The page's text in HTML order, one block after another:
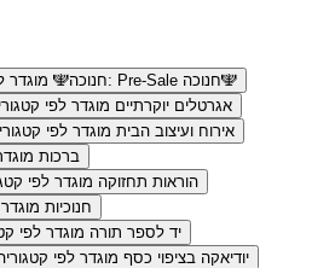
Pre-Sale חנוכה🕎
מוגדר לפי קטגוריה: Pre-Sale חנוכה🕎
אגרטלים יוקרתיים מוגדר לפי
אירוח ועיצוב הבית מוגדר לפי
ברכות
הוראות תחזוקה מוגדר לפי
חנוכיות
יד לספר תורה מוגדר לפי
יודיאקה בציפוי כסף מוגדר לפי